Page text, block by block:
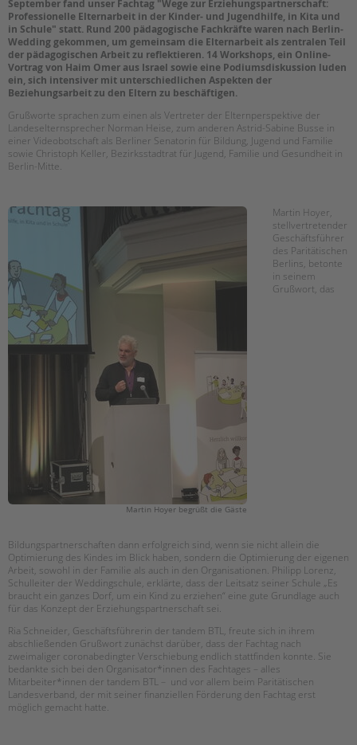
Seminarräume
STADTTEILARBEIT
PROFIL | LEITBILD
Bereiche im Überblick
Kinder- und Jugendschutz
Unsere Videos
Gesellschafter VdK
tandem international
Stellenangebote
tandem als Arbeitgeberin
NEWS/BLOG
unkuerzbar
Impressum
Datenschutz
Intranet
September fand unser Fachtag "Wege zur Erziehungspartnerschaft:
Professionelle Elternarbeit in der Kinder- und Jugendhilfe, in Kita und
in Schule" statt. Rund 200 pädagogische Fachkräfte waren nach Berlin-
Wedding gekommen, um gemeinsam die Elternarbeit als zentralen Teil
der pädagogischen Arbeit zu reflektieren. 14 Workshops, ein Online-
Vortrag von Haim Omer aus Israel sowie eine Podiumsdiskussion luden
ein, sich intensiver mit unterschiedlichen Aspekten der
Beziehungsarbeit zu den Eltern zu beschäftigen.
Grußworte sprachen zum einen als Vertreter der Elternperspektive der
Landeselternsprecher Norman Heise, zum anderen Astrid-Sabine Busse in
einer Videobotschaft als Berliner Senatorin für Bildung, Jugend und Familie
sowie Christoph Keller, Bezirksstadtrat für Jugend, Familie und Gesundheit in
Berlin-Mitte.
Martin Hoyer begrüßt die Gäste
Martin Hoyer,
stellvertretender
Geschäftsführer
des Paritätischen
Berlins, betonte
in seinem
Grußwort, das
Bildungspartnerschaften dann erfolgreich sind, wenn sie nicht allein die
Optimierung des Kindes im Blick haben, sondern die Optimierung der eigenen
Arbeit, sowohl in der Familie als auch in den Organisationen. Philipp Lorenz,
Schulleiter der Weddingschule, erklärte, dass der Leitsatz seiner Schule „Es
braucht ein ganzes Dorf, um ein Kind zu erziehen“ eine gute Grundlage auch
für das Konzept der Erziehungspartnerschaft sei.
Ria Schneider, Geschäftsführerin der tandem BTL, freute sich in ihrem
abschließenden Grußwort zunächst darüber, dass der Fachtag nach
zweimaliger coronabedingter Verschiebung endlich stattfinden konnte. Sie
bedankte sich bei den Organisator*innen des Fachtages – alles
Mitarbeiter*innen der tandem BTL – und vor allem beim Paritätischen
Landesverband, der mit seiner finanziellen Förderung den Fachtag erst
möglich gemacht hatte.